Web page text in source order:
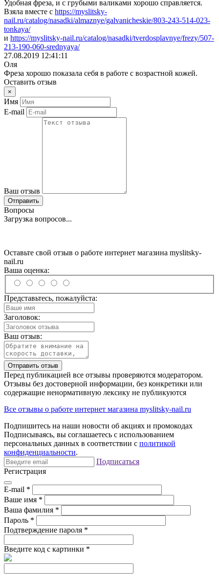
Удобная фреза, и с грубыми валиками хорошо справляется.
Взяла вместе с https://myslitsky-
nail.ru/catalog/nasadki/almaznye/galvanicheskie/803-243-514-023-
tonkaya/
и https://myslitsky-nail.ru/catalog/nasadki/tverdosplavnye/frezy/507-
213-190-060-srednyaya/
27.08.2019 12:41:11
Оля
Фреза хорошо показала себя в работе с возрастной кожей.
Оставить отзыв
×
Имя
E-mail
Ваш отзыв
Отправить
Вопросы
Загрузка вопросов...
Оставьте свой отзыв о работе интернет магазина myslitsky-
nail.ru
Ваша оценка:
Представьтесь, пожалуйста:
Заголовок:
Ваш отзыв:
Отправить отзыв
Перед публикацией все отзывы проверяются модератором.
Отзывы без достоверной информации, без конкретики или
содержащие ненормативную лексику не публикуются
Все отзывы о работе интернет магазина myslitsky-nail.ru
Подпишитесь на наши новости об акциях и промокодах
Подписываясь, вы соглашаетесь с использованием
персональных данных в соответствии с политикой
конфиденциальности.
Подписаться
Регистрация
E-mail *
Ваше имя *
Ваша фамилия *
Пароль *
Подтверждение пароля *
Введите код с картинки *